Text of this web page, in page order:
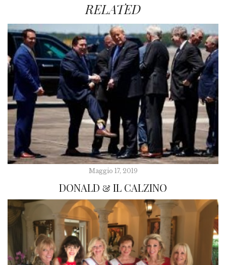
RELATED
Maggio 17, 2019
DONALD & IL CALZINO